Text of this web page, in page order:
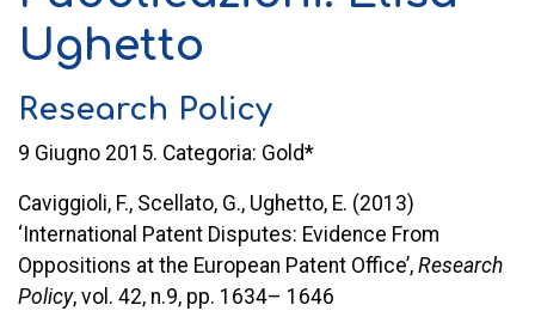
Ughetto
Research Policy
9 Giugno 2015. Categoria: Gold*
Caviggioli, F., Scellato, G., Ughetto, E. (2013)
‘International Patent Disputes: Evidence From
Oppositions at the European Patent Office’, Research
Policy, vol. 42, n.9, pp. 1634– 1646